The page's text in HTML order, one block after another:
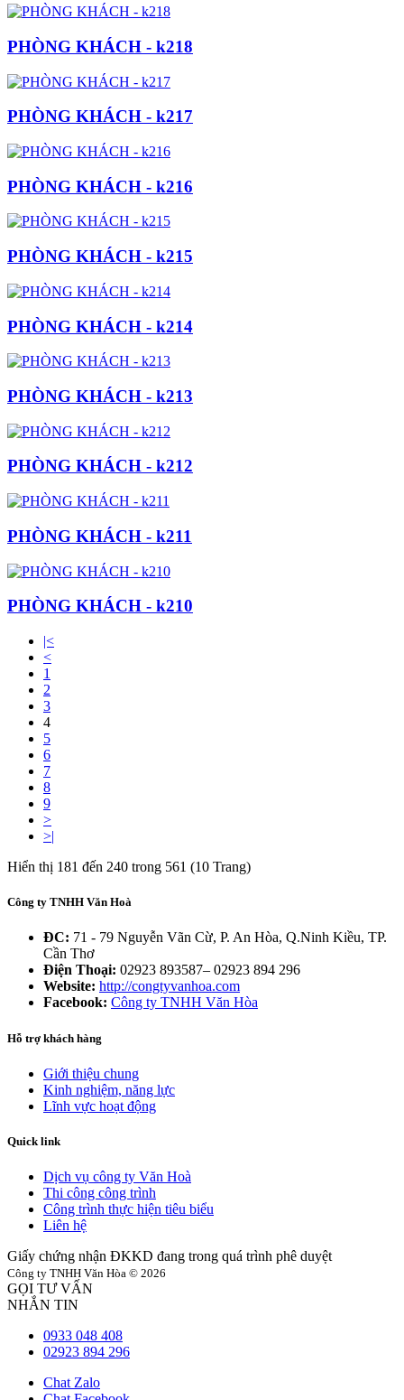
PHÒNG KHÁCH - k218
PHÒNG KHÁCH - k217
PHÒNG KHÁCH - k216
PHÒNG KHÁCH - k215
PHÒNG KHÁCH - k214
PHÒNG KHÁCH - k213
PHÒNG KHÁCH - k212
PHÒNG KHÁCH - k211
PHÒNG KHÁCH - k210
|<
<
1
2
3
4
5
6
7
8
9
>
>|
Hiển thị 181 đến 240 trong 561 (10 Trang)
Công ty TNHH Văn Hoà
ĐC: 71 - 79 Nguyễn Vãn Cừ, P. An Hòa, Q.Ninh Kiều, TP.
Cần Thơ
Điện Thoại: 02923 893587– 02923 894 296
Website: http://congtyvanhoa.com
Facebook: Công ty TNHH Văn Hòa
Hỗ trợ khách hàng
Giới thiệu chung
Kinh nghiệm, năng lực
Lĩnh vực hoạt động
Quick link
Dịch vụ công ty Văn Hoà
Thi công công trình
Công trình thực hiện tiêu biểu
Liên hệ
Giấy chứng nhận ĐKKD đang trong quá trình phê duyệt
Công ty TNHH Văn Hòa © 2026
GỌI TƯ VẤN
NHẮN TIN
0933 048 408
02923 894 296
Chat Zalo